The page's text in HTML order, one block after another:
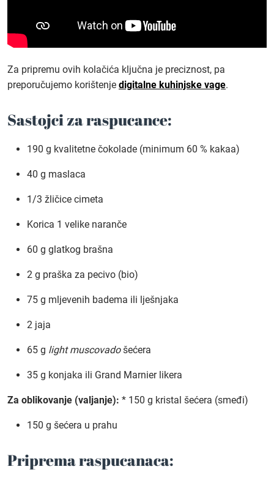
Za pripremu ovih kolačića ključna je preciznost, pa
preporučujemo korištenje digitalne kuhinjske vage.
Sastojci za raspucance:
190 g kvalitetne čokolade (minimum 60 % kakaa)
40 g maslaca
1/3 žličice cimeta
Korica 1 velike naranče
60 g glatkog brašna
2 g praška za pecivo (bio)
75 g mljevenih badema ili lješnjaka
2 jaja
65 g light muscovadošećera
35 g konjaka ili Grand Marnier likera
Za oblikovanje (valjanje): * 150 g kristal šećera (smeđi)
150 g šećera u prahu
Priprema raspucanaca: